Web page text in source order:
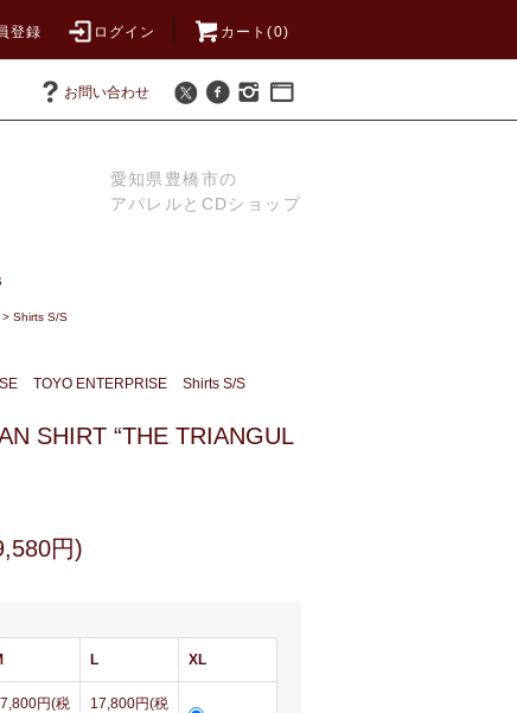
登録 ログイン カート(0)
お問い合わせ
愛知県豊橋市の
アパレルとCDショップ
> Shirts S/S
TOYO ENTERPRISE Shirts S/S
SHIRT “THE TRIANGUL
円)
L XL
円(税
17,800円(税